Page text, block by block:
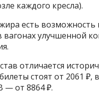
каждого кресла).
есть
улучшенной
отличается
стоят от 2061 ₽,
— от 8864 ₽.